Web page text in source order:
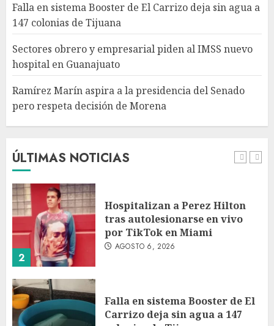
Falla en sistema Booster de El Carrizo deja sin agua a
147 colonias de Tijuana
Sectores obrero y empresarial piden al IMSS nuevo
hospital en Guanajuato
Ramírez Marín aspira a la presidencia del Senado
pero respeta decisión de Morena
ÚLTIMAS NOTICIAS
5
Ramírez Marín aspira a la
presidencia del Senado pero
respeta decisión de Morena
AGOSTO 6, 2026
1
Detienen a persona por
intentar cobrar cheque falso
AGOSTO 6, 2026
2
Hospitalizan a Perez Hilton
tras autolesionarse en vivo
por TikTok en Miami
AGOSTO 6, 2026
Falla en sistema Booster de El
Carrizo deja sin agua a 147